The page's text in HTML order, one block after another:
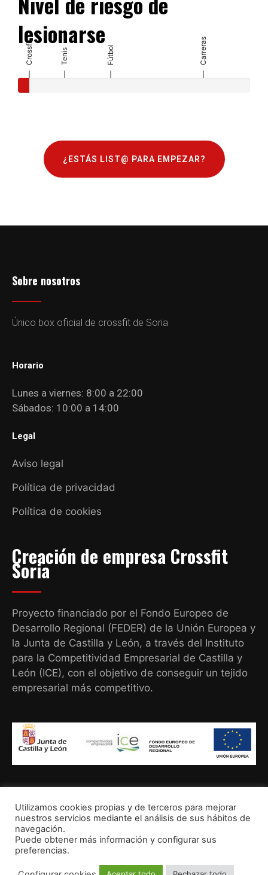
lesionarse
Carreras
Fútbol
Tenis
Crossfit
¿ESTÁS LIST@ PARA EMPEZAR?
Sobre nosotros
Único box oficial de crossfit de Soria
Horario
Lunes a viernes: 8:00 a 22:00
Sábados: 10:00 a 14:00
Legal
Aviso legal
Política de privacidad
Política de cookies
Creación de empresa Crossfit
Soria
Proyecto financiado por el Fondo Europeo de
Desarrollo Regional (FEDER) de la Unión Europea y
la Junta de Castilla y León, a través del Instituto
para la Competitividad Empresarial de Castilla y
León (ICE), con el objetivo de conseguir un tejido
empresarial más competitivo.
© Copyright 2021, Crossfit Soria
Utilizamos cookies propias y de terceros para mejorar
nuestros servicios mediante el análisis de sus hábitos de
navegación.
Puede obtener más información y configurar sus
preferencias.